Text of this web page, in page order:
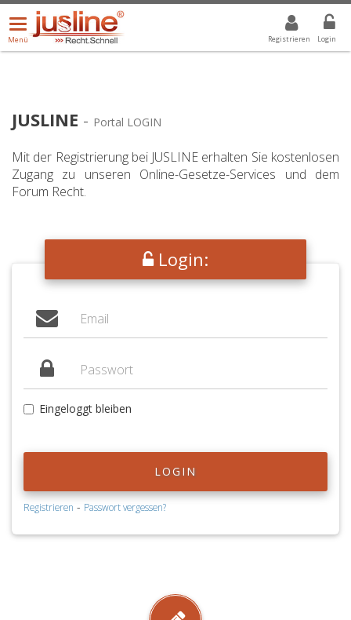
Registrieren Login
Menü
öffnen/schließen
Menü
ALLE DROPDOWN: GEWÄHLTER WERT IST ALLE
JUSLINE - Portal LOGIN
Mit der Registrierung bei JUSLINE erhalten Sie kostenlosen
Zugang zu unseren Online-Gesetze-Services und dem
Forum Recht.
Login:
Eingeloggt bleiben
LOGIN
Registrieren - Passwort vergessen?